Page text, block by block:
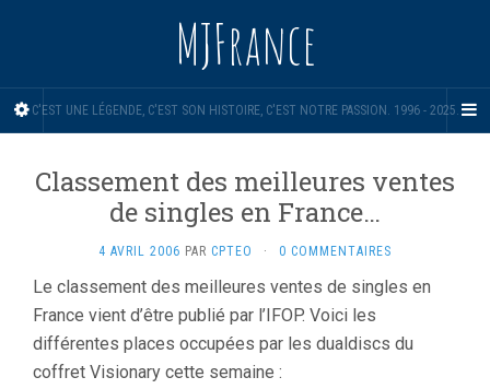
MJFrance
C'EST UNE LÉGENDE, C'EST SON HISTOIRE, C'EST NOTRE PASSION. 1996 - 2025.
Classement des meilleures ventes
de singles en France…
4 AVRIL 2006 PAR CPTEO · 0 COMMENTAIRES
Le classement des meilleures ventes de singles en
France vient d’être publié par l’IFOP. Voici les
différentes places occupées par les dualdiscs du
coffret Visionary cette semaine :